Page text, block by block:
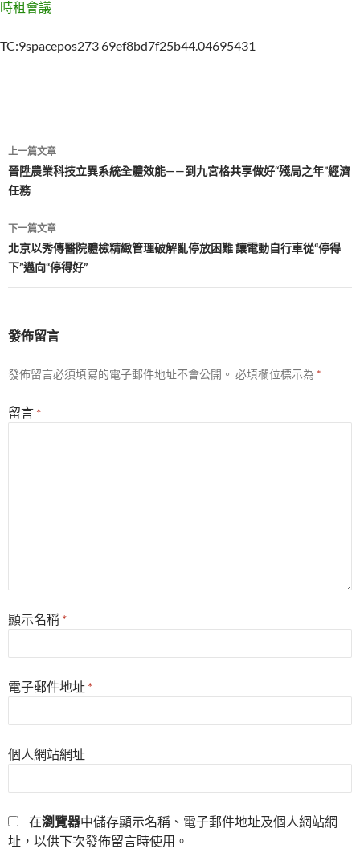
時租會議
TC:9spacepos273 69ef8bd7f25b44.04695431
文
章
導
覽
上一篇文章
晉陞農業科技立異系統全體效能——到九宮格共享做好“殘局之年”經濟
任務
下一篇文章
北京以秀傳醫院體檢精緻管理破解亂停放困難 讓電動自行車從“停得
下”邁向“停得好”
發佈留言
發佈留言必須填寫的電子郵件地址不會公開。 必填欄位標示為 *
留言 *
顯示名稱 *
電子郵件地址 *
個人網站網址
在瀏覽器中儲存顯示名稱、電子郵件地址及個人網站網
址，以供下次發佈留言時使用。